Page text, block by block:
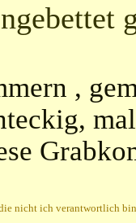
,
nicht ich verantwortlich